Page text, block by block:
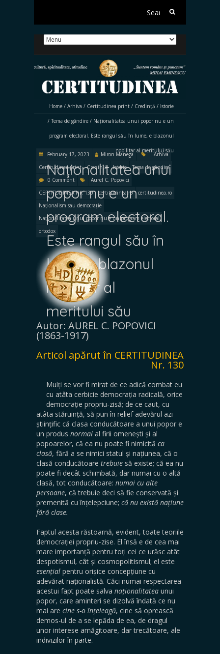
Search
Home / Arhiva / Certitudinea print / Credință / Istorie
/ Tema de gândire / Naționalitatea unui popor nu e un
program electoral. Este rangul său în lume, e blazonul
nobilitar al meritului său
Naționalitatea unui
popor nu e un
program electoral.
Este rangul său în
lume, e blazonul
nobilitar al
meritului său
February 17, 2023 Miron Manega
Arhiva
Certitudinea print
Credință Istorie
Tema de gândire
0 Comment
Aurel C. Popovici
CERTITUDINEA Nr. 130
certitudinea.ro
certitudinea.ro
Naționalism sau democrație
Naționalitatea unui popor nu e un program electoral
ortodox
Autor: AUREL C. POPOVICI
(1863-1917)
Articol apărut în CERTITUDINEA
Nr. 130
Mulți se vor fi mirat de ce adică combat eu
cu atâta cerbicie democrația radicală, orice
democrație propriu-zisă; de ce caut, cu
atâta stăruință, să pun în relief adevărul azi
științific că clasa conducătoare a unui popor e
un produs normal al firii omenești și al
popoarelor, că ea nu poate fi nimicită ca
clasă, fără a se nimici statul și națiunea, că o
clasă conducătoare trebuie să existe; că ea nu
poate fi decât schimbată, dar numai cu o altă
clasă, tot conducătoare: numai cu alte
persoane, că trebuie deci să fie conservată și
premenită cu înțelepciune; că nu există națiune
fără clase.
Faptul acesta răstoarnă, evident, toate teoriile
democrației propriu-zise. El însă e de cea mai
mare importanță pentru toți cei ce urăsc atât
despotismul, cât și cosmopolitismul; el este
esențial pentru orișice concepțiune cu
adevărat naționalistă. Căci numai respectarea
acestui fapt poate salva naționalitatea unui
popor, care aminteri se dizolvă îndată ce nu
mai are cine s-o înțeleagă, cine să oprească
demos-ul de a se lepăda de ea, de dragul
unor interese amăgitoare, dar trecătoare, ale
indivizilor în parte.